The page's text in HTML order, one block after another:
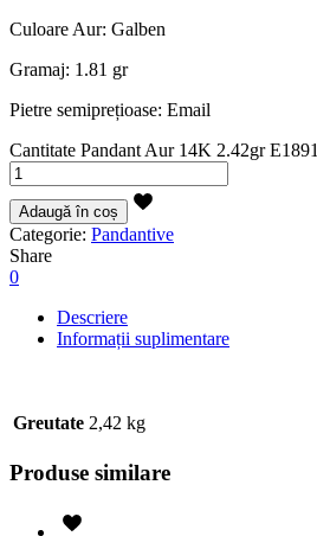
Culoare Aur: Galben
Gramaj: 1.81 gr
Pietre semiprețioase: Email
Cantitate Pandant Aur 14K 2.42gr E1891
Adaugă în coș
Categorie: Pandantive
Share
0
Descriere
Informații suplimentare
Greutate 2,42 kg
Produse similare